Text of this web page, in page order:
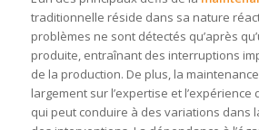
traditionnelle réside dans sa nature
problèmes ne sont détectés qu’après
produite, entraînant des interruptions
de la production. De plus, la
largement sur l’expertise et l’expérience
qui peut conduire à des variations dans